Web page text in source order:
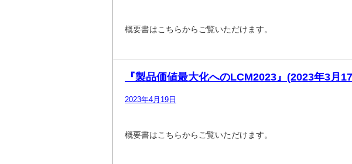
概要書はこちらからご覧いただけます。
『製品価値最大化へのLCM2023』(2023年3月
2023年4月19日
概要書はこちらからご覧いただけます。